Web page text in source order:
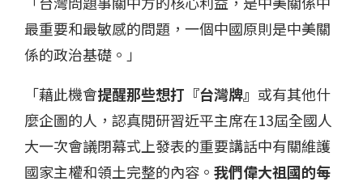
最重要和最敏感的問題，一個中國原則是中美關
係的政治基礎。」
「藉此機會提醒那些想打『台灣牌』 或有其他什
麼企圖的人，認真閱研習近平主席在13屆全國人
大一次會議閉幕式上發表的重要講話中有關維護
國家主權和領土完整的內容。 我們偉大祖國的每